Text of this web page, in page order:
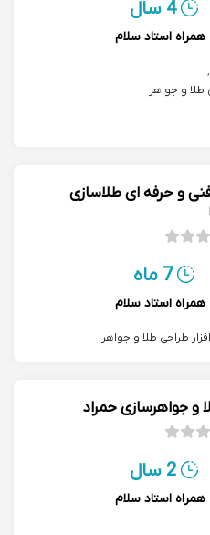
4 سال
همراه استاد سلام
,
و حرفه ای طلاسازی
7 ماه
همراه استاد سلام
و جواهرسازی حمراد
2 سال
همراه استاد سلام